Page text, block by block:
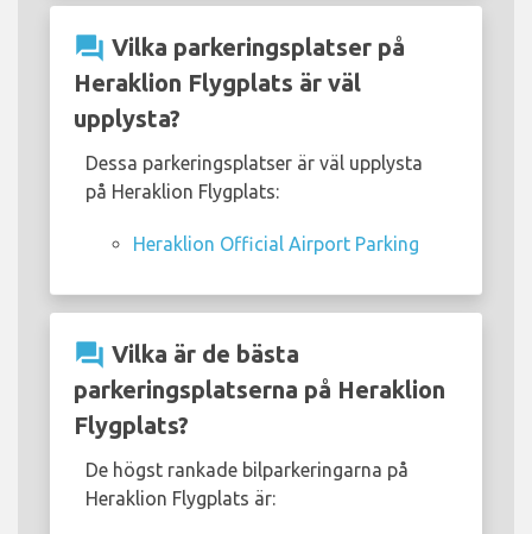
question_answer Vilka parkeringsplatser på
Heraklion Flygplats är väl
upplysta?
Dessa parkeringsplatser är väl upplysta
på Heraklion Flygplats:
Heraklion Official Airport Parking
question_answer Vilka är de bästa
parkeringsplatserna på Heraklion
Flygplats?
De högst rankade bilparkeringarna på
Heraklion Flygplats är: